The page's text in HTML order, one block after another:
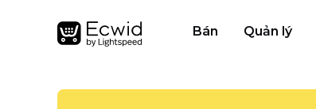
Bán Quản lý